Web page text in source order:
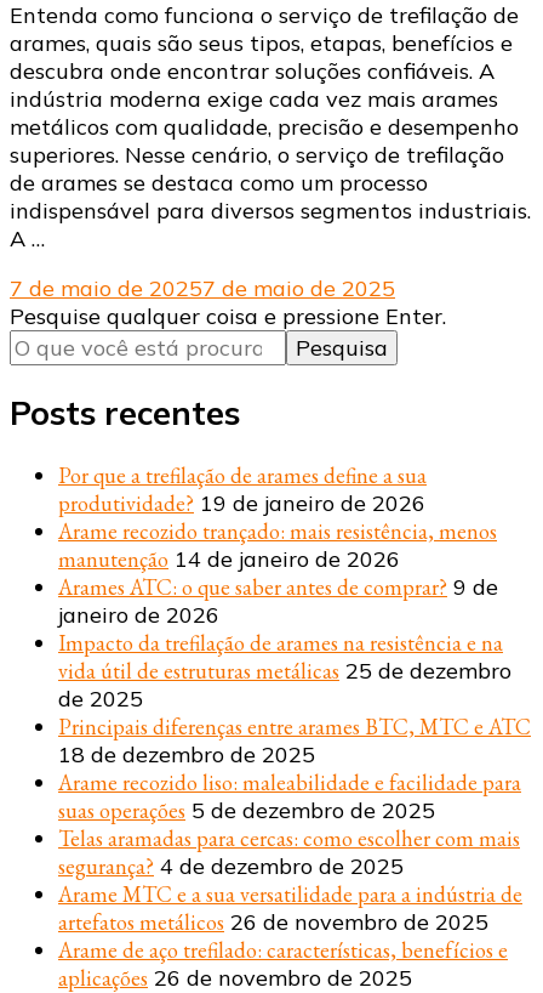
Entenda como funciona o serviço de trefilação de
arames, quais são seus tipos, etapas, benefícios e
descubra onde encontrar soluções confiáveis. A
indústria moderna exige cada vez mais arames
metálicos com qualidade, precisão e desempenho
superiores. Nesse cenário, o serviço de trefilação
de arames se destaca como um processo
indispensável para diversos segmentos industriais.
A …
7 de maio de 20257 de maio de 2025
Procurando
algo?
Pesquise qualquer coisa e pressione Enter.
Posts recentes
Por que a trefilação de arames define a sua
produtividade? 19 de janeiro de 2026
Arame recozido trançado: mais resistência, menos
manutenção 14 de janeiro de 2026
Arames ATC: o que saber antes de comprar? 9 de
janeiro de 2026
Impacto da trefilação de arames na resistência e na
vida útil de estruturas metálicas 25 de dezembro
de 2025
Principais diferenças entre arames BTC, MTC e ATC
18 de dezembro de 2025
Arame recozido liso: maleabilidade e facilidade para
suas operações 5 de dezembro de 2025
Telas aramadas para cercas: como escolher com mais
segurança? 4 de dezembro de 2025
Arame MTC e a sua versatilidade para a indústria de
artefatos metálicos 26 de novembro de 2025
Arame de aço trefilado: características, benefícios e
aplicações 26 de novembro de 2025